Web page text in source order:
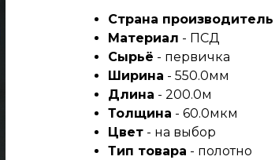
Страна производитель
Материал - ПСД
Сырьё - первичка
Ширина - 550.0мм
Длина - 200.0м
Толщина - 60.0мкм
Цвет - на выбор
Тип товара - полотно